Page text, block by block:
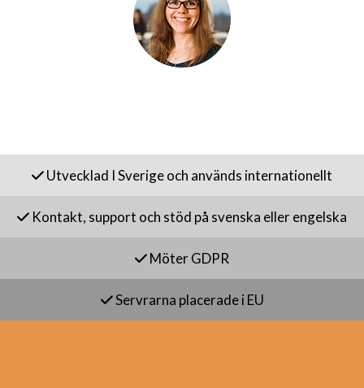
Utvecklad I Sverige och används internationellt
Kontakt, support och stöd på svenska eller engelska
Möter GDPR
Servrarna placerade i EU